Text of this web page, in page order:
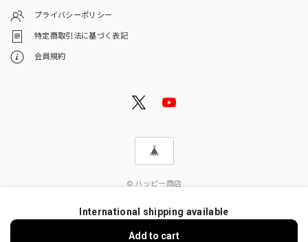
プライバシーポリシー
特定商取引法に基づく表記
会員規約
© ハッピー商店
International shipping available
Add to cart